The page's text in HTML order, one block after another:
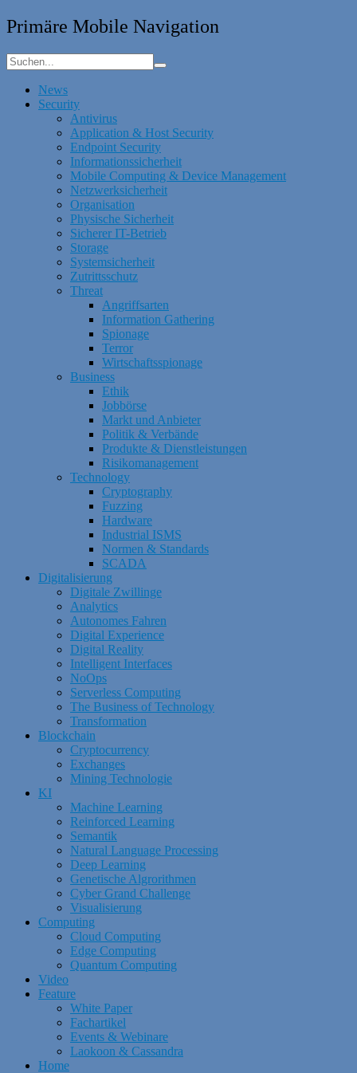
Primäre Mobile Navigation
News
Security
Antivirus
Application & Host Security
Endpoint Security
Informationssicherheit
Mobile Computing & Device Management
Netzwerksicherheit
Organisation
Physische Sicherheit
Sicherer IT-Betrieb
Storage
Systemsicherheit
Zutrittsschutz
Threat
Angriffsarten
Information Gathering
Spionage
Terror
Wirtschaftsspionage
Business
Ethik
Jobbörse
Markt und Anbieter
Politik & Verbände
Produkte & Dienstleistungen
Risikomanagement
Technology
Cryptography
Fuzzing
Hardware
Industrial ISMS
Normen & Standards
SCADA
Digitalisierung
Digitale Zwillinge
Analytics
Autonomes Fahren
Digital Experience
Digital Reality
Intelligent Interfaces
NoOps
Serverless Computing
The Business of Technology
Transformation
Blockchain
Cryptocurrency
Exchanges
Mining Technologie
KI
Machine Learning
Reinforced Learning
Semantik
Natural Language Processing
Deep Learning
Genetische Algrorithmen
Cyber Grand Challenge
Visualisierung
Computing
Cloud Computing
Edge Computing
Quantum Computing
Video
Feature
White Paper
Fachartikel
Events & Webinare
Laokoon & Cassandra
Home